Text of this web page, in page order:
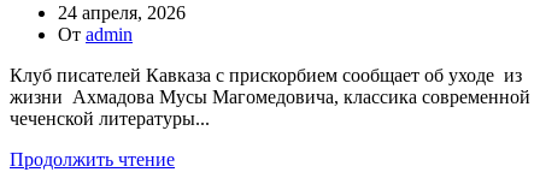
24 апреля, 2026
От admin
Клуб писателей Кавказа с прискорбием сообщает об уходе из
жизни Ахмадова Мусы Магомедовича, классика современной
чеченской литературы...
Продолжить чтение